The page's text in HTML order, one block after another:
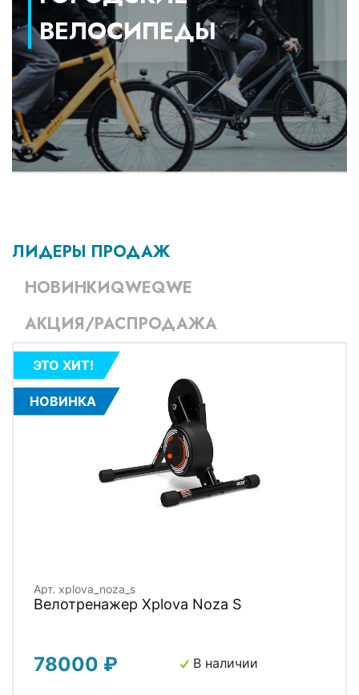
ВЕЛОСИПЕДЫ
ЛИДЕРЫ ПРОДАЖ
НОВИНКИQWEQWE
АКЦИЯ/РАСПРОДАЖА
ЭТО ХИТ!
НОВИНКА
Арт. xplova_noza_s
Велотренажер Xplova Noza S
78000 ₽ В наличии